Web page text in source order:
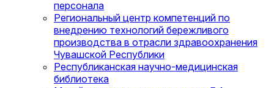
персонала
Региональный центр компетенций по
внедрению технологий бережливого
производства в отрасли здравоохранения
Чувашской Республики
Республиканская научно-медицинская
библиотека